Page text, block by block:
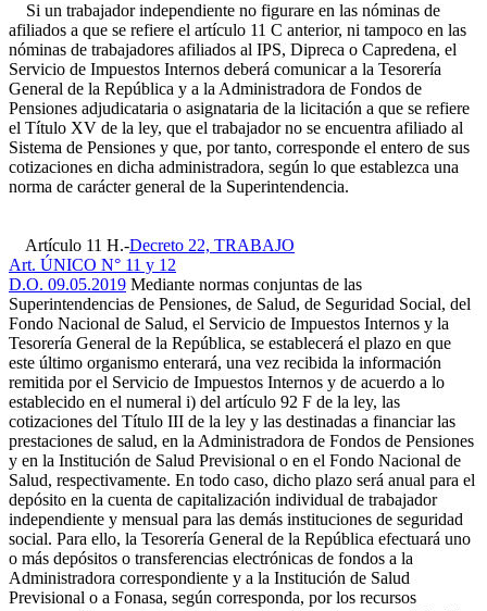
Si un trabajador independiente no figurare en las nóminas de
afiliados a que se refiere el artículo 11 C anterior, ni tampoco en las
nóminas de trabajadores afiliados al IPS, Dipreca o Capredena, el
Servicio de Impuestos Internos deberá comunicar a la Tesorería
General de la República y a la Administradora de Fondos de
Pensiones adjudicataria o asignataria de la licitación a que se refiere
el Título XV de la ley, que el trabajador no se encuentra afiliado al
Sistema de Pensiones y que, por tanto, corresponde el entero de sus
cotizaciones en dicha administradora, según lo que establezca una
norma de carácter general de la Superintendencia.
Artículo 11 H.-Decreto 22, TRABAJO
Art. ÚNICO N° 11 y 12
D.O. 09.05.2019 Mediante normas conjuntas de las
Superintendencias de Pensiones, de Salud, de Seguridad Social, del
Fondo Nacional de Salud, el Servicio de Impuestos Internos y la
Tesorería General de la República, se establecerá el plazo en que
este último organismo enterará, una vez recibida la información
remitida por el Servicio de Impuestos Internos y de acuerdo a lo
establecido en el numeral i) del artículo 92 F de la ley, las
cotizaciones del Título III de la ley y las destinadas a financiar las
prestaciones de salud, en la Administradora de Fondos de Pensiones
y en la Institución de Salud Previsional o en el Fondo Nacional de
Salud, respectivamente. En todo caso, dicho plazo será anual para el
depósito en la cuenta de capitalización individual de trabajador
independiente y mensual para las demás instituciones de seguridad
social. Para ello, la Tesorería General de la República efectuará uno
o más depósitos o transferencias electrónicas de fondos a la
Administradora correspondiente y a la Institución de Salud
Previsional o a Fonasa, según corresponda, por los recursos